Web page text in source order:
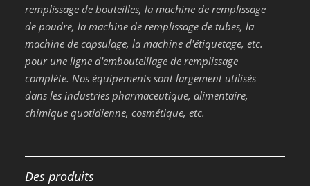
remplissage de bouteilles, la machine de remplissage
de poudre, la machine de remplissage de tubes, la
machine de capsulage, la machine d'étiquetage, etc.
pour une ligne d'embouteillage de remplissage
complète. Nos équipements sont largement utilisés
dans les industries pharmaceutique, alimentaire,
chimique quotidienne, cosmétique, etc.
Des produits